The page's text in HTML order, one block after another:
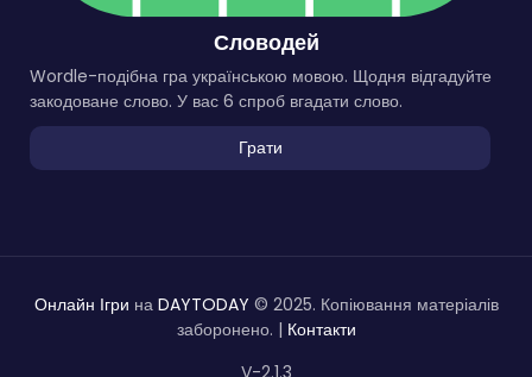
Словодей
Wordle-подібна гра українською мовою. Щодня відгадуйте
закодоване слово. У вас 6 спроб вгадати слово.
Грати
Онлайн Ігри на DAYTODAY © 2025. Копіювання матеріалів
заборонено. | Контакти